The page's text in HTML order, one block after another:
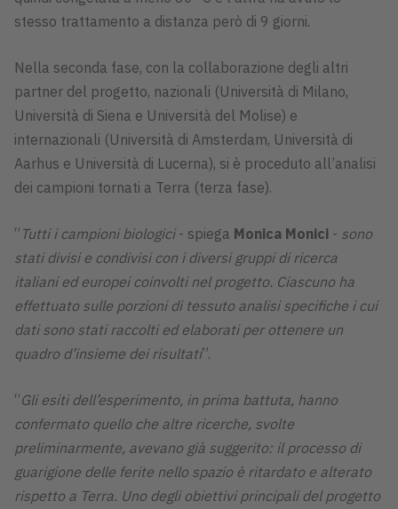
stesso trattamento a distanza però di 9 giorni.
Nella seconda fase, con la collaborazione degli altri
partner del progetto, nazionali (Università di Milano,
Università di Siena e Università del Molise) e
internazionali (Università di Amsterdam, Università di
Aarhus e Università di Lucerna), si è proceduto all’analisi
dei campioni tornati a Terra (terza fase).
“ Tutti i campioni biologici - spiega Monica Monici - sono
stati divisi e condivisi con i diversi gruppi di ricerca
italiani ed europei coinvolti nel progetto. Ciascuno ha
effettuato sulle porzioni di tessuto analisi specifiche i cui
dati sono stati raccolti ed elaborati per ottenere un
quadro d’insieme dei risultati”.
“Gli esiti dell’esperimento, in prima battuta, hanno
confermato quello che altre ricerche, svolte
preliminarmente, avevano già suggerito: il processo di
guarigione delle ferite nello spazio è ritardato e alterato
rispetto a Terra. Uno degli obiettivi principali del progetto